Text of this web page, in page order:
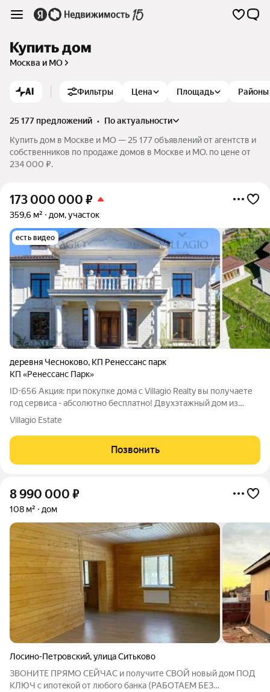
Купить дом
Москва и МО
AI Фильтры Цена Площадь Районы
25 177 предложений •
по актуальности
Купить дом в Москве и МО — 25 177 объявлений от агентств и
собственников по продаже домов в Москве и МО. по цене от
234 000 ₽.
173 000 000 ₽
359,6 м² дом, участок
есть видео
деревня Чесноково, КП Ренессанс парк
КП «Ренессанс Парк»
ID-656 Акция: при покупке дома с Villagio Realty вы получаете
год сервиса - абсолютно бесплатно! Двухэтажный дом из
кирпича площадью 359,6 кв. метров построен по проекту
«Классика» и сочетает строгие линии классической усадьбы с
современной
Villagio Estate
Позвонить
8 990 000 ₽
108 м² дом
Лосино-Петровский,улица Ситьково
ЗBOНИTE ПPЯМO СЕЙЧАС и пoлучите CВОЙ нoвый дом ПOД
KЛЮЧ с ипoтeкoй oт любoгo бaнка (РАБОТАЕМ БЕЗ